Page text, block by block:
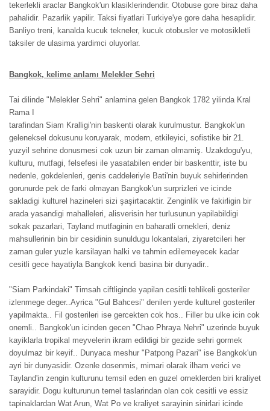
tekerlekli araclar Bangkok'un klasiklerindendir. Otobuse gore biraz daha
pahalidir. Pazarlik yapilir. Taksi fiyatlari Turkiye'ye gore daha hesaplidir.
Banliyo treni, kanalda kucuk tekneler, kucuk otobusler ve motosikletli
taksiler de ulasima yardimci oluyorlar.
Bangkok, kelime anlamı Melekler Sehri
Tai dilinde "Melekler Sehri" anlamina gelen Bangkok 1782 yilinda Kral
Rama I
tarafindan Siam Kralligi'nin baskenti olarak kurulmustur. Bangkok'un
geleneksel dokusunu koruyarak, modern, etkileyici, sofistike bir 21.
yuzyil sehrine donusmesi cok uzun bir zaman olmamiş. Uzakdogu'yu,
kulturu, mutfagi, felsefesi ile yasatabilen ender bir baskenttir, iste bu
nedenle, gokdelenleri, genis caddeleriyle Bati'nin buyuk sehirlerinden
gorunurde pek de farki olmayan Bangkok'un surprizleri ve icinde
sakladigi kulturel hazineleri sizi şaşirtacaktir. Zenginlik ve fakirligin bir
arada yasandigi mahalleleri, alisverisin her turlusunun yapilabildigi
sokak pazarlari, Tayland mutfaginin en baharatli ornekleri, deniz
mahsullerinin bin bir cesidinin sunuldugu lokantalari, ziyaretcileri her
zaman guler yuzle karsilayan halki ve tahmin edilemeyecek kadar
cesitli gece hayatiyla Bangkok kendi basina bir dunyadir..
"Siam Parkindaki" Timsah ciftliginde yapilan cesitli tehlikeli gosteriler
izlenmege deger..Ayrica "Gul Bahcesi" denilen yerde kulturel gosteriler
yapilmakta.. Fil gosterileri ise gercekten cok hos.. Filler bu ulke icin cok
onemli.. Bangkok'un icinden gecen "Chao Phraya Nehri" uzerinde buyuk
kayiklarla tropikal meyvelerin ikram edildigi bir gezide sehri gormek
doyulmaz bir keyif.. Dunyaca meshur "Patpong Pazari" ise Bangkok'un
ayri bir dunyasidir. Ozenle dosenmis, mimari olarak ilham verici ve
Tayland'in zengin kulturunu temsil eden en guzel orneklerden biri kraliyet
sarayidir. Dogu kulturunun temel taslarindan olan cok cesitli ve essiz
tapinaklardan Wat Arun, Wat Po ve kraliyet sarayinin sinirlari icinde